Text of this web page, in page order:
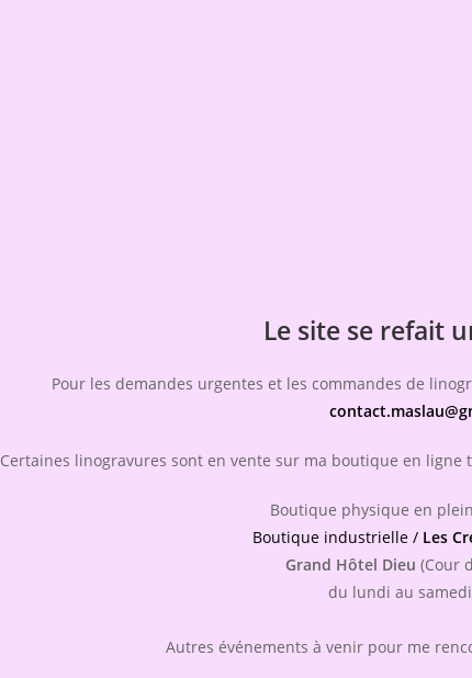
Le site se refait
Pour les demandes urgentes et les commandes de
Certaines linogravures sont en vente sur ma boutique en ligne
Boutique physique en
Boutique industrielle / Les
Grand Hôtel Dieu (Cour
du lundi au
Autres événements à venir pour me